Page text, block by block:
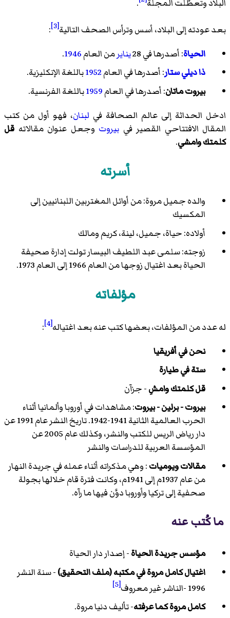
البلاد وتعطّلت المجلة
.
بعد عودته إلى البلاد، أسس وترأس الصحف التالية[3]
:
الحياة: أصدرها في 28 ينايرمن العام1946
.
ذا ديلي ستار: أصدرها في العام1952باللغة الإنكليزية.
بيروت ماتان: أصدرها في العام1959باللغة الفرنسية.
ادخل الحداثة إلى عالم الصحافة في لبنان، فهو أول من كتب
المقال الافتتاحي القصير في بيروت وجعل عنوان مقالاته قل
كلمتك وامشي.
أسرته
والده جميل مروة: من أوائل المغتربين اللبنانيين إلى
المكسيك
أولاده: حياة، جميل، لينة، كريم ومالك
زوجته: سلمى عبد اللطيف البيسار تولت إدارة صحيفة
الحياة بعد اغتيال زوجها من العام 1966 إلى العام 1973.
مؤلفاته
له عدد من المؤلفات، بعضها كتب عنه بعد اغتياله[4]
:
نحن في أفريقيا
ستة في طيارة
قل كلمتك وامشِ- جزآن
بيروت - برلين - بيروت: مشاهدات في أوروبا وألمانيا أثناء
الحرب العالمية الثانية 1941-1942. تاريخ النشر عام 1991 عن
دار رياض الريس للكتب والنشر، وكذلك عام 2005 عن
المؤسسة العربية للدراسات والنشر
مقالات ويوميات: وهي مذكراته أثناء عمله في جريدة النهار
من عام 1937م إلى 1941م، وكانت فترة قام خلالها بجولة
صحفية إلى تركيا وأوروبا دوَّن فيها ما رآه.
ما كُتب عنه
مؤسس جريدة الحياة- إصدار دار الحياة
اغتيال كامل مروة في مكتبه (ملف التحقيق)- سنة النشر
1996 -الناشر غير معروف
[5]
كامل مروة كما عرفته- تأليف دنيا مروة.